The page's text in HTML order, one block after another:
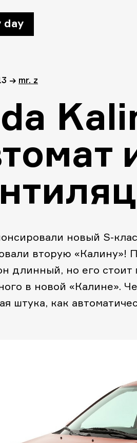
day
→ mr. z
новый S-
вторую «Калину»!
длинный, но его стоит
в новой «Калине».
штука, как